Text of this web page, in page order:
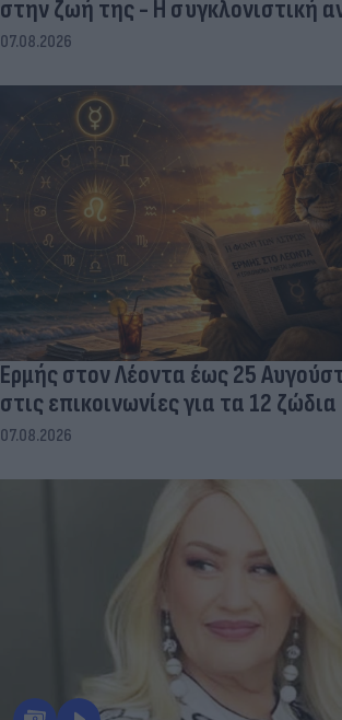
στην ζωή της - Η συγκλονιστική
07.08.2026
Ερμής στον Λέοντα έως 25
στις επικοινωνίες για τα 12 ζώδια
07.08.2026